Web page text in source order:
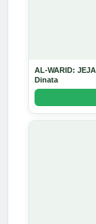
AL-WARID:
Dinata